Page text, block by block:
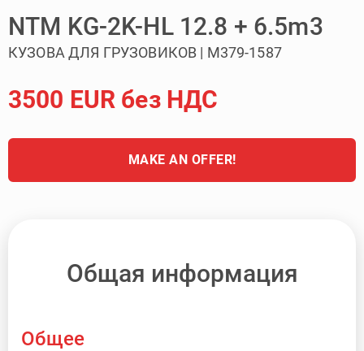
NTM KG-2K-HL 12.8 + 6.5m3
КУЗОВА ДЛЯ ГРУЗОВИКОВ | M379-1587
3500 EUR без НДС
MAKE AN OFFER!
Общая информация
Общее